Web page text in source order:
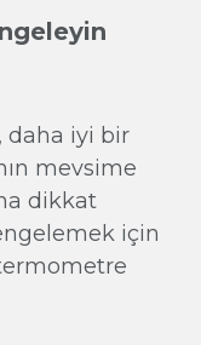
daha iyi bir
mevsime
dikkat
için